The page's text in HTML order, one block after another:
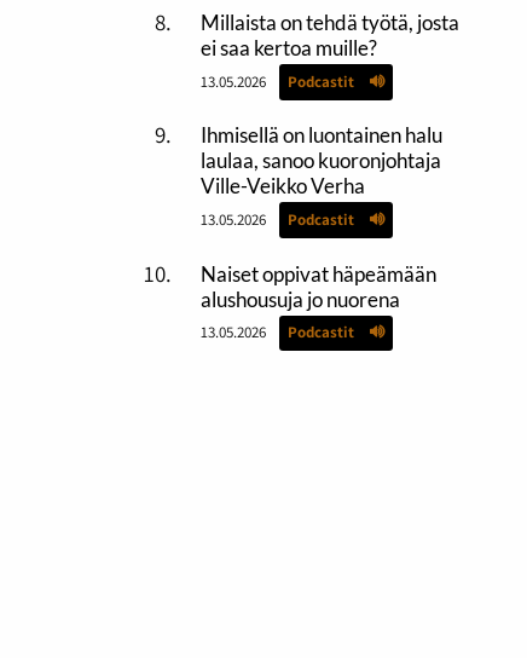
Millaista on tehdä työtä, josta
ei saa kertoa muille?
13.05.2026 Podcastit
Ihmisellä on luontainen halu
laulaa, sanoo kuoronjohtaja
Ville-Veikko Verha
13.05.2026 Podcastit
Naiset oppivat häpeämään
alushousuja jo nuorena
13.05.2026 Podcastit